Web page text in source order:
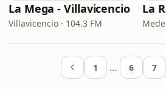
La Mega - Villavicencio
Villavicencio · 104.3 FM
La
1 … 6 7